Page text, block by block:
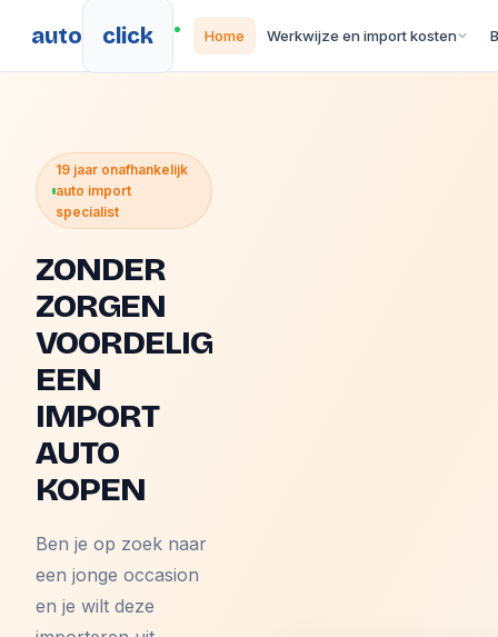
auto click Home Werkwijze en import kosten
19 jaar onafhankelijk
auto import
specialist
ZONDER
ZORGEN
VOORDELIG
EEN
IMPORT
AUTO
KOPEN
Ben je op zoek naar
een jonge occasion
en je wilt deze